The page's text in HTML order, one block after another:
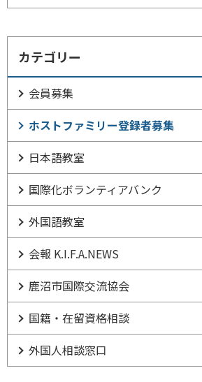
カテゴリー
会員募集
ホストファミリー登録者募集
日本語教室
国際化ボランティアバンク
外国語教室
会報 K.I.F.A.NEWS
鹿沼市国際交流協会
国籍・在留資格相談
外国人相談窓口